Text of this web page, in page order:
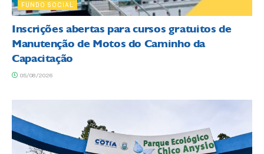
FUNDO SOCIAL
Inscrições abertas para cursos gratuitos de
Manutenção de Motos do Caminho da
Capacitação
05/08/2026